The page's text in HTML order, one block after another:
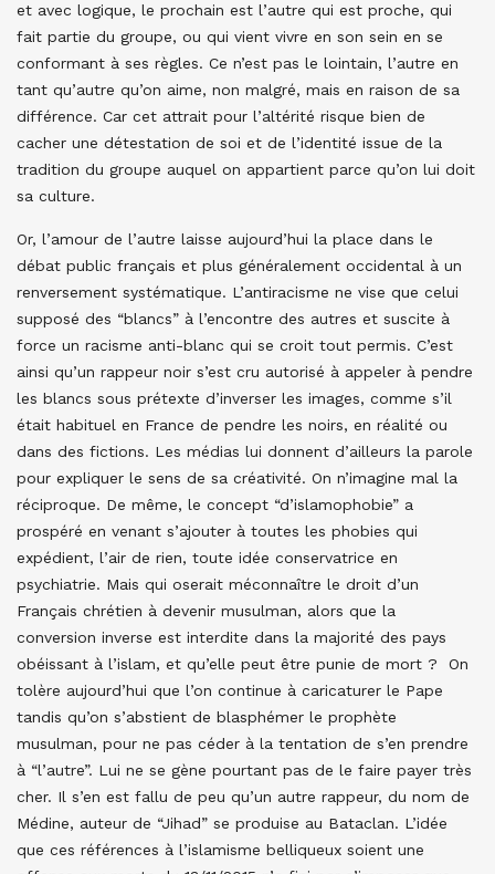
et avec logique, le prochain est l’autre qui est proche, qui
fait partie du groupe, ou qui vient vivre en son sein en se
conformant à ses règles. Ce n’est pas le lointain, l’autre en
tant qu’autre qu’on aime, non malgré, mais en raison de sa
différence. Car cet attrait pour l’altérité risque bien de
cacher une détestation de soi et de l’identité issue de la
tradition du groupe auquel on appartient parce qu’on lui doit
sa culture.
Or, l’amour de l’autre laisse aujourd’hui la place dans le
débat public français et plus généralement occidental à un
renversement systématique. L’antiracisme ne vise que celui
supposé des “blancs” à l’encontre des autres et suscite à
force un racisme anti-blanc qui se croit tout permis. C’est
ainsi qu’un rappeur noir s’est cru autorisé à appeler à pendre
les blancs sous prétexte d’inverser les images, comme s’il
était habituel en France de pendre les noirs, en réalité ou
dans des fictions. Les médias lui donnent d’ailleurs la parole
pour expliquer le sens de sa créativité. On n’imagine mal la
réciproque. De même, le concept “d’islamophobie” a
prospéré en venant s’ajouter à toutes les phobies qui
expédient, l’air de rien, toute idée conservatrice en
psychiatrie. Mais qui oserait méconnaître le droit d’un
Français chrétien à devenir musulman, alors que la
conversion inverse est interdite dans la majorité des pays
obéissant à l’islam, et qu’elle peut être punie de mort ? On
tolère aujourd’hui que l’on continue à caricaturer le Pape
tandis qu’on s’abstient de blasphémer le prophète
musulman, pour ne pas céder à la tentation de s’en prendre
à “l’autre”. Lui ne se gène pourtant pas de le faire payer très
cher. Il s’en est fallu de peu qu’un autre rappeur, du nom de
Médine, auteur de “Jihad” se produise au Bataclan. L’idée
que ces références à l’islamisme belliqueux soient une